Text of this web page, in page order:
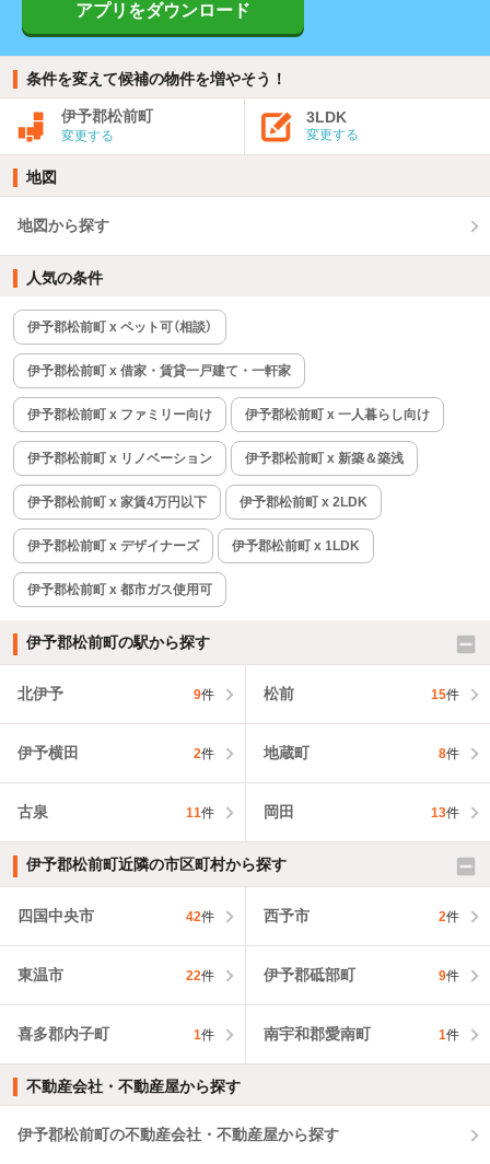
アプリをダウンロード
条件を変えて候補の物件を増やそう！
伊予郡松前町
変更する
3LDK
変更する
地図
地図から探す
人気の条件
伊予郡松前町 x ペット可（相談）
伊予郡松前町 x 借家・賃貸一戸建て・一軒家
伊予郡松前町 x ファミリー向け 伊予郡松前町 x 一人暮らし向け
伊予郡松前町 x リノベーション 伊予郡松前町 x 新築＆築浅
伊予郡松前町 x 家賃4万円以下 伊予郡松前町 x 2LDK
伊予郡松前町 x デザイナーズ 伊予郡松前町 x 1LDK
伊予郡松前町 x 都市ガス使用可
伊予郡松前町の駅から探す
北伊予 9件 松前 15件
伊予横田 2件 地蔵町 8件
古泉 11件 岡田 13件
伊予郡松前町近隣の市区町村から探す
四国中央市 42件 西予市 2件
東温市 22件 伊予郡砥部町 9件
喜多郡内子町 1件 南宇和郡愛南町 1件
不動産会社・不動産屋から探す
伊予郡松前町の不動産会社・不動産屋から探す